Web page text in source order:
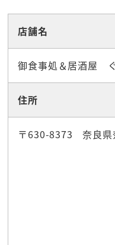
店舗名
御食事処＆居酒屋
住所
〒630-8373 奈良県